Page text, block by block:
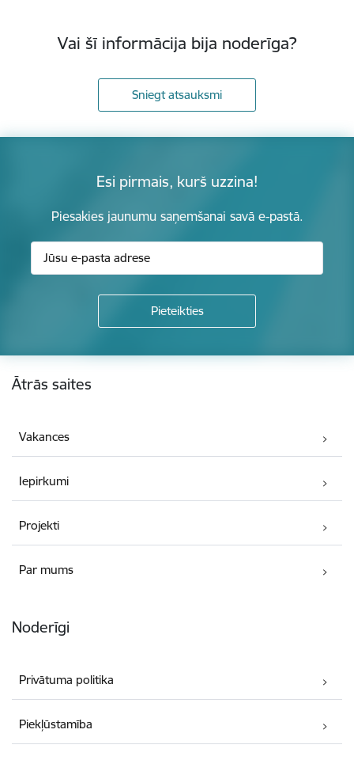
Vai šī informācija bija noderīga?
Sniegt atsauksmi
Esi pirmais, kurš uzzina!
Piesakies jaunumu saņemšanai savā e-pastā.
Kājene
Ātrās saites
Vakances
Iepirkumi
Projekti
Par mums
Noderīgi
Privātuma politika
Piekļūstamība